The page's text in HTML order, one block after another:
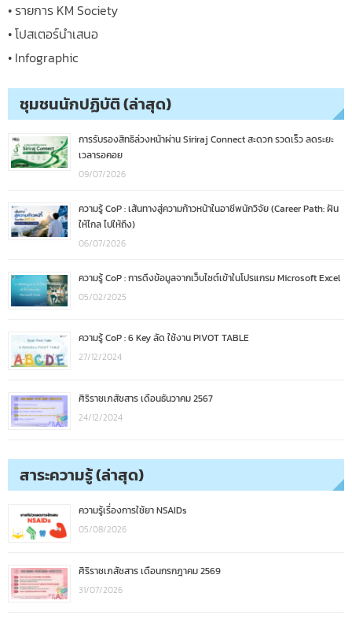
• รายการ KM Society
• โปสเตอร์นำเสนอ
• Infographic
ชุมชนนักปฏิบัติ (ล่าสุด)
การรับรองสิทธิล่วงหน้าผ่าน Siriraj Connect สะดวก รวดเร็ว ลดระยะ
เวลารอคอย
09/07/2026
ความรู้ CoP : เส้นทางสู่ความก้าวหน้าในอาชีพนักวิจัย (Career Path: ฝัน
ให้ไกล ไปให้ถึง)
06/07/2026
ความรู้ CoP : การดึงข้อมูลจากเว็บไซต์เข้าในโปรแกรม Microsoft Excel
05/02/2025
ความรู้ CoP : 6 Key ลัด ใช้งาน PIVOT TABLE
27/12/2024
ศิริราชเภสัชสาร เดือนธันวาคม 2567
24/12/2024
สาระความรู้ (ล่าสุด)
ความรู้เรื่องการใช้ยา NSAIDs
05/08/2026
ศิริราชเภสัชสาร เดือนกรกฎาคม 2569
31/07/2026